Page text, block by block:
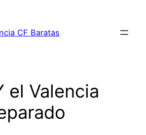
CF Baratas
el Valencia